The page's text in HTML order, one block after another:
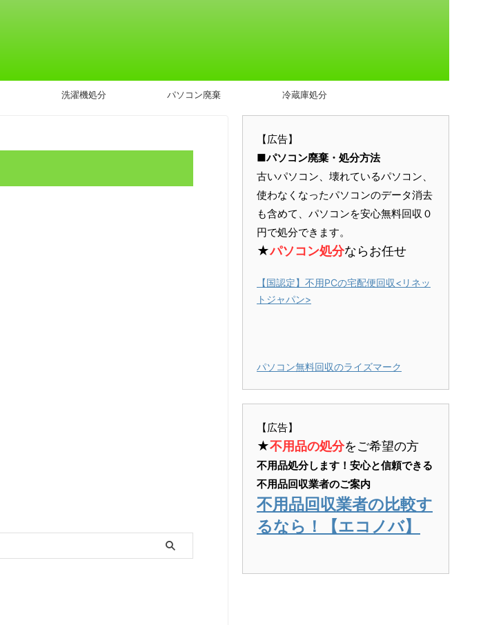
洗濯機処分 パソコン廃棄 冷蔵庫処分
【広告】
■パソコン廃棄・処分方法
古いパソコン、壊れているパソコン、
使わなくなったパソコンのデータ消去
も含めて、パソコンを安心無料回収０
円で処分できます。
★パソコン処分ならお任せ
【国認定】不用PCの宅配便回収<リネッ
トジャパン>
パソコン無料回収のライズマーク
【広告】
★不用品の処分をご希望の方
不用品処分します！安心と信頼できる
不用品回収業者のご案内
不用品回収業者の比較す
るなら！【エコノバ】